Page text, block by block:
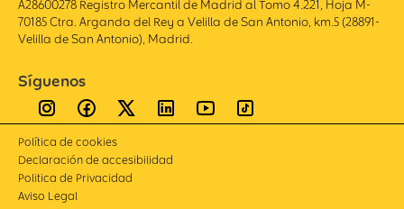
A28600278 Registro Mercantil de Madrid al Tomo 4.221, Hoja M-
70185 Ctra. Arganda del Rey a Velilla de San Antonio, km.5 (28891-
Velilla de San Antonio), Madrid.
Síguenos
Política de cookies
Declaración de accesibilidad
Politica de Privacidad
Aviso Legal